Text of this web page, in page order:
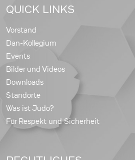
QUICK LINKS
Vorstand
Dan-Kollegium
Events
Bilder und Videos
Downloads
Standorte
Was ist Judo?
Für Respekt und Sicherheit